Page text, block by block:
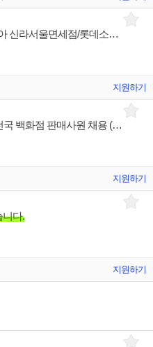
[BVLGARI] 명품 주얼리 불가리 코리아 신라서울면세점/롯데소공면세점/신세계하남 판매사원 채용
지원하기
[VanCleef & Arpels] 반클리프앤아펠 전국 백화점 판매사원 채용 (리치몬트코리아)
지원하기
니다.
지원하기